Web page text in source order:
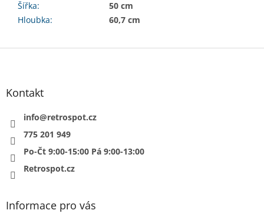
Šířka:
50 cm
Hloubka: 60,7 cm
Z
Kontakt
info@retrospot.cz
775 201 949
Po-Čt 9:00-15:00 Pá 9:00-13:00
Retrospot.cz
Informace pro vás